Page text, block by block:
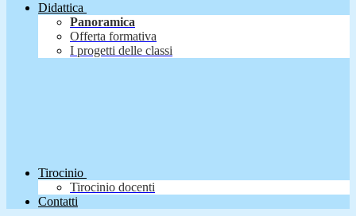
Didattica
Panoramica
Offerta formativa
I progetti delle classi
Tirocinio
Tirocinio docenti
Contatti